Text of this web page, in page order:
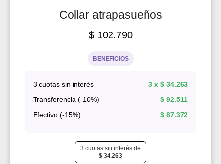
Collar atrapasueños
$102.790
BENEFICIOS
3 cuotas sin interés 3 x $ 34.263
Transferencia (-10%)
$ 92.511
Efectivo (-15%)
$ 87.372
3 cuotas sin interés de
$ 34.263